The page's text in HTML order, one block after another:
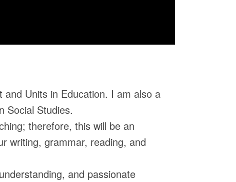
Units in Education. I am also a
Social Studies.
therefore, this will be an
writing, grammar, reading, and
and passionate